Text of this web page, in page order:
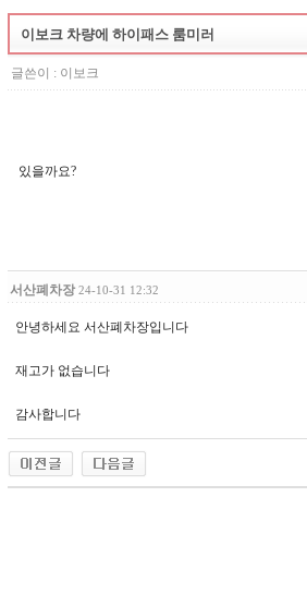
이보크 차량에 하이패스 룸미러
글쓴이 : 이보크
있을까요?
서산폐차장 24-10-31 12:32
안녕하세요 서산폐차장입니다
재고가 없습니다
감사합니다